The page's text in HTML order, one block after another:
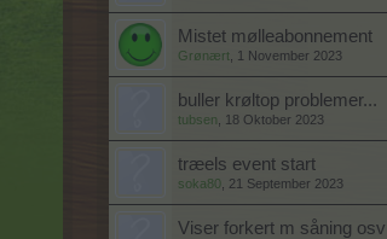
Mistet mølleabonnement
Grønært 1 November 2023
buller krøltop problemer...
tubsen 18 Oktober 2023
træels event start
soka80 21 September 2023
Viser forkert m såning osv